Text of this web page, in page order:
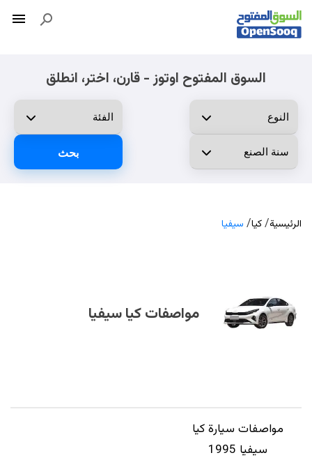
السوق المفتوح اوتوز - قارن، اختر، انطلق
بحث
الرئيسية/كيا/ سيفيا
مواصفات كيا سيفيا
مواصفات سيارة كيا
سيفيا 1995